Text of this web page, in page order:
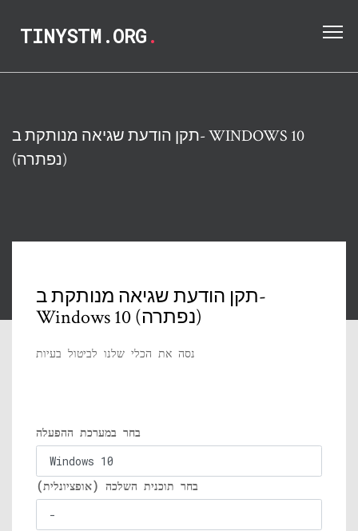
TINYSTM.ORG.
תקן הודעת שגיאה מנותקת ב- WINDOWS 10
(נפתרה)
תקן הודעת שגיאה מנותקת ב-
Windows 10 (נפתרה)
נסה את הכלי שלנו לביטול בעיות
בחר במערכת ההפעלה
בחר תוכנית השלכה (אופציונלית)